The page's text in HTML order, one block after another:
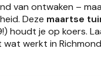
van ontwaken –
Deze maartse
houdt je op koers.
werkt in